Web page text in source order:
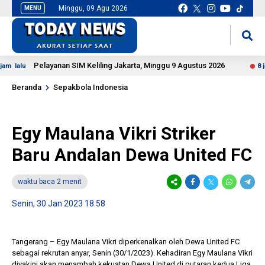
MENU Minggu, 09 Agu 2026
Pelayanan SIM Keliling Jakarta, Minggu 9 Agustus 2026 8 jam
Beranda Sepakbola Indonesia
Egy Maulana Vikri Striker
Baru Andalan Dewa United FC
waktu baca 2 menit
Senin, 30 Jan 2023 18:58
Tangerang – Egy Maulana Vikri diperkenalkan oleh Dewa United FC
sebagai rekrutan anyar, Senin (30/1/2023). Kehadiran Egy Maulana Vikri